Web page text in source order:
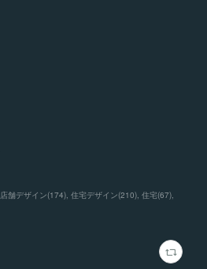
店舗デザイン(174) 住宅デザイン(210) 住宅(67)